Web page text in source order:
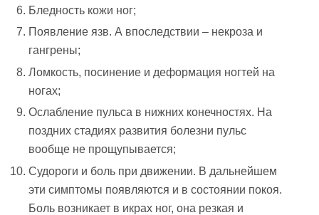
Бледность кожи ног;
Появление язв. А впоследствии – некроза и
гангрены;
Ломкость, посинение и деформация ногтей на
ногах;
Ослабление пульса в нижних конечностях. На
поздних стадиях развития болезни пульс
вообще не прощупывается;
Судороги и боль при движении. В дальнейшем
эти симптомы появляются и в состоянии покоя.
Боль возникает в икрах ног, она резкая и